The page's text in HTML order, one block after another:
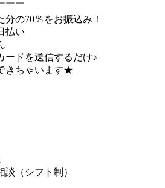
￣￣
の70％をお振込み！
払い
ードを送信するだけ♪
きちゃいます★
（シフト制）